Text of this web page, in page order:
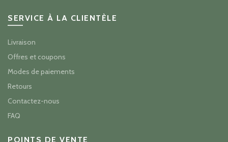
SERVICE À LA CLIENTÈLE
Livraison
Offres et coupons
Modes de paiements
Retours
Contactez-nous
FAQ
POINTS DE VENTE